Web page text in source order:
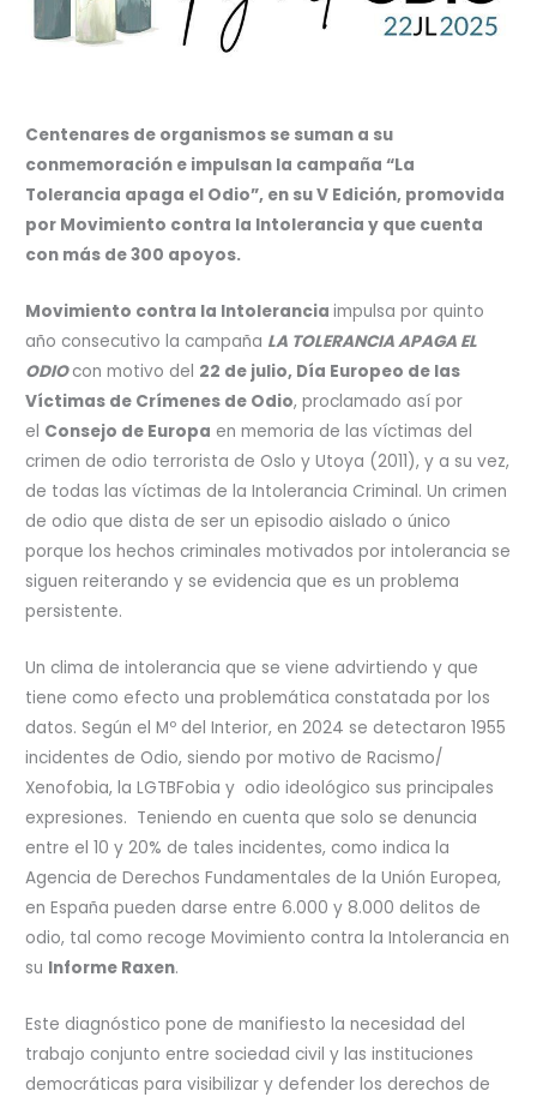
Centenares de organismos se suman a su
conmemoración e impulsan la campaña “La
Tolerancia apaga el Odio”, en su V Edición, promovida
por Movimiento contra la Intolerancia y que cuenta
con más de 300 apoyos.
Movimiento contra la Intoleranciaimpulsa por quinto
año consecutivo la campaña LA TOLERANCIA APAGA EL
ODIOcon motivo del 22 de julio, Día Europeo de las
Víctimas de Crímenes de Odio, proclamado así por
el Consejo de Europa en memoria de las víctimas del
crimen de odio terrorista de Oslo y Utoya (2011), y a su vez,
de todas las víctimas de la Intolerancia Criminal. Un crimen
de odio que dista de ser un episodio aislado o único
porque los hechos criminales motivados por intolerancia se
siguen reiterando y se evidencia que es un problema
persistente.
Un clima de intolerancia que se viene advirtiendo y que
tiene como efecto una problemática constatada por los
datos. Según el Mº del Interior, en 2024 se detectaron 1955
incidentes de Odio, siendo por motivo de Racismo/
Xenofobia, la LGTBFobia y odio ideológico sus principales
expresiones. Teniendo en cuenta que solo se denuncia
entre el 10 y 20% de tales incidentes, como indica la
Agencia de Derechos Fundamentales de la Unión Europea,
en España pueden darse entre 6.000 y 8.000 delitos de
odio, tal como recoge Movimiento contra la Intolerancia en
su Informe Raxen.
Este diagnóstico pone de manifiesto la necesidad del
trabajo conjunto entre sociedad civil y las instituciones
democráticas para visibilizar y defender los derechos de